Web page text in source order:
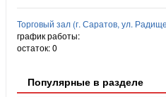
Торговый зал (г. Саратов, ул.
график работы:
остаток:0
Популярные в разделе